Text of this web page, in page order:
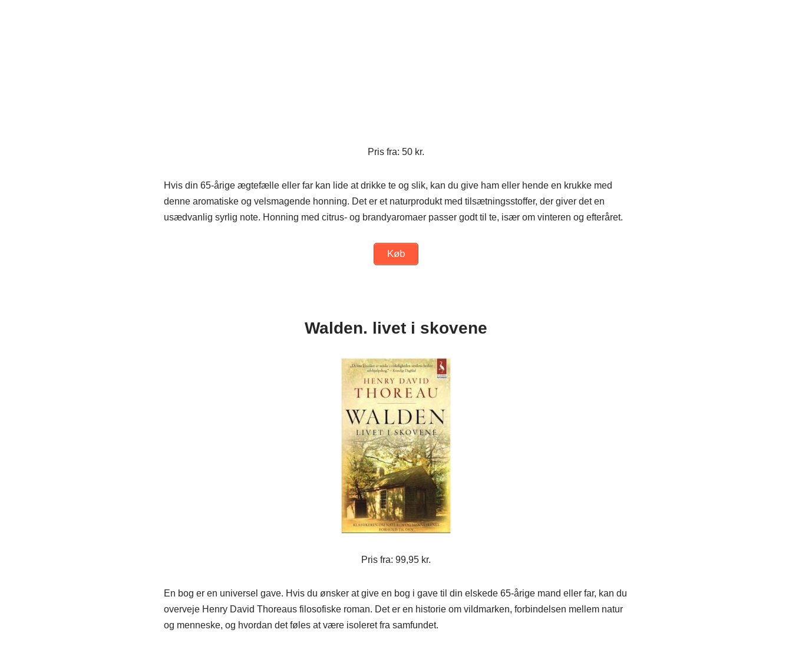
Pris fra: 50 kr.
Hvis din 65-årige ægtefælle eller far kan lide at drikke te og slik, kan du give ham eller hende en krukke med
denne aromatiske og velsmagende honning. Det er et naturprodukt med tilsætningsstoffer, der giver det en
usædvanlig syrlig note. Honning med citrus- og brandyaromaer passer godt til te, især om vinteren og efteråret.
Køb
Walden. livet i skovene
Pris fra: 99,95 kr.
En bog er en universel gave. Hvis du ønsker at give en bog i gave til din elskede 65-årige mand eller far, kan du
overveje Henry David Thoreaus filosofiske roman. Det er en historie om vildmarken, forbindelsen mellem natur
og menneske, og hvordan det føles at være isoleret fra samfundet.